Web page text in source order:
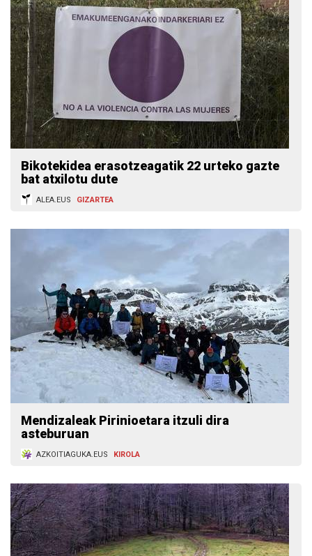
Bikotekidea erasotzeagatik 22 urteko gazte
bat atxilotu dute
ALEA.EUS GIZARTEA
Mendizaleak Pirinioetara itzuli dira
asteburuan
AZKOITIAGUKA.EUS KIROLA